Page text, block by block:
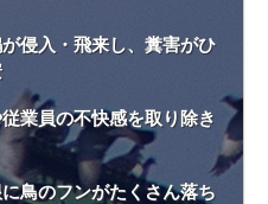
侵入・飛来し、糞害がひ
業員の不快感を取り除き
鳥のフンがたくさん落ち